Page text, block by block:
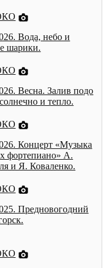
Вода, небо и
шарики.
Весна. Залив подо
и тепло.
Концерт «Музыка
фортепиано» А.
и Я. Коваленко.
Предновогодний